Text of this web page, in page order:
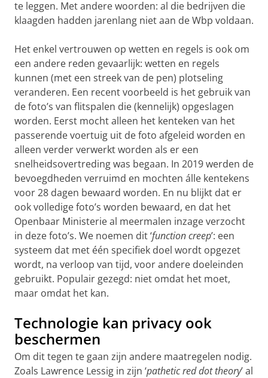
te leggen. Met andere woorden: al die bedrijven die
klaagden hadden jarenlang niet aan de Wbp voldaan.
Het enkel vertrouwen op wetten en regels is ook om
een andere reden gevaarlijk: wetten en regels
kunnen (met een streek van de pen) plotseling
veranderen. Een recent voorbeeld is het gebruik van
de foto’s van flitspalen die (kennelijk) opgeslagen
worden. Eerst mocht alleen het kenteken van het
passerende voertuig uit de foto afgeleid worden en
alleen verder verwerkt worden als er een
snelheidsovertreding was begaan. In 2019 werden de
bevoegdheden verruimd en mochten álle kentekens
voor 28 dagen bewaard worden. En nu blijkt dat er
ook volledige foto’s worden bewaard, en dat het
Openbaar Ministerie al meermalen inzage verzocht
in deze foto’s. We noemen dit ‘function creep’: een
systeem dat met één specifiek doel wordt opgezet
wordt, na verloop van tijd, voor andere doeleinden
gebruikt. Populair gezegd: niet omdat het moet,
maar omdat het kan.
Technologie kan privacy ook
beschermen
Om dit tegen te gaan zijn andere maatregelen nodig.
Zoals Lawrence Lessig in zijn ‘pathetic red dot theory’ al